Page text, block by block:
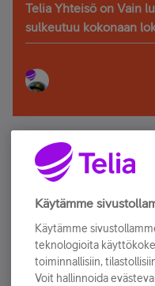
Telia Yhteisö on Vain
sulkeutuu kokonaan
Älä jää paitsi –
Tilaa Telian uutiskirje
sähköpostiisi.
Tilaa nyt
Käytämme
Käytämme
teknologioita
toiminnallisiin,
Voit hallinnoida